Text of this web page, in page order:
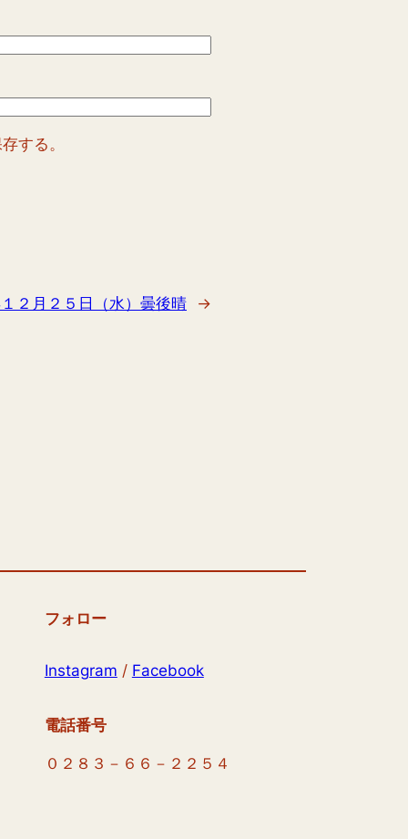
する。
２月２５日（水）曇後晴 →
フォロー
Instagram / Facebook
電話番号
０２８３－６６－２２５４